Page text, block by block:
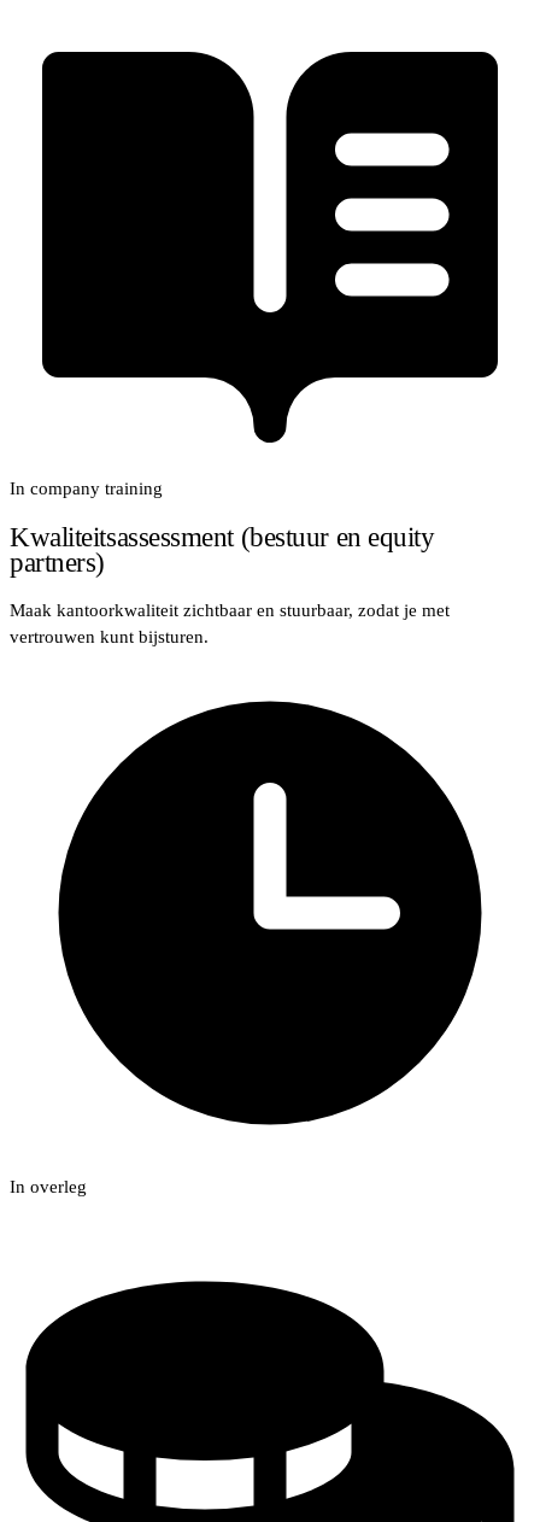
In company training
Kwaliteitsassessment (bestuur en equity
partners)
Maak kantoorkwaliteit zichtbaar en stuurbaar, zodat je met
vertrouwen kunt bijsturen.
In overleg